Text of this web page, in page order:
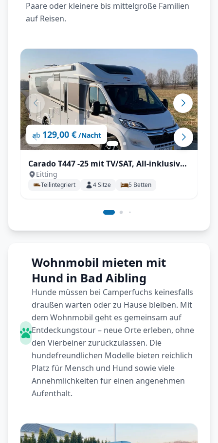
Paare oder kleinere bis mittelgroße Familien
auf Reisen.
ab 129,00 € /Nacht
Carado T447 -25 mit TV/SAT, All-inklusive
Paket
Eitting
Teilintegriert 4Sitze 5 Betten
Wohnmobil mieten mit
Hund in Bad Aibling
Hunde müssen bei Camperfuchs keinesfalls
draußen warten oder zu Hause bleiben. Mit
dem Wohnmobil geht es gemeinsam auf
Entdeckungstour – neue Orte erleben, ohne
den Vierbeiner zurückzulassen. Die
hundefreundlichen Modelle bieten reichlich
Platz für Mensch und Hund sowie viele
Annehmlichkeiten für einen angenehmen
Aufenthalt.